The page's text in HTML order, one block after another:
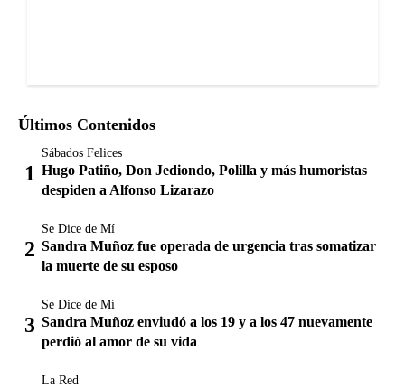
Últimos Contenidos
Sábados Felices
Hugo Patiño, Don Jediondo, Polilla y más humoristas
despiden a Alfonso Lizarazo
Se Dice de Mí
Sandra Muñoz fue operada de urgencia tras somatizar
la muerte de su esposo
Se Dice de Mí
Sandra Muñoz enviudó a los 19 y a los 47 nuevamente
perdió al amor de su vida
La Red